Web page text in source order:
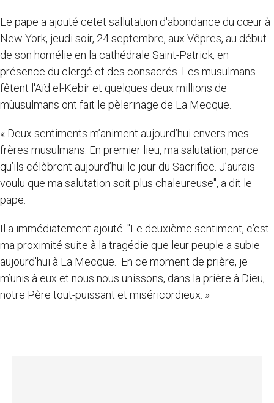
Le pape a ajouté cetet sallutation d'abondance du cœur à
New York, jeudi soir, 24 septembre, aux Vêpres, au début
de son homélie en la cathédrale Saint-Patrick, en
présence du clergé et des consacrés. Les musulmans
fêtent l'Aïd el-Kebir et quelques deux millions de
mùusulmans ont fait le pèlerinage de La Mecque.
« Deux sentiments m’animent aujourd’hui envers mes
frères musulmans. En premier lieu, ma salutation, parce
qu’ils célèbrent aujourd’hui le jour du Sacrifice. J’aurais
voulu que ma salutation soit plus chaleureuse", a dit le
pape.
Il a immédiatement ajouté: "Le deuxième sentiment, c’est
ma proximité suite à la tragédie que leur peuple a subie
aujourd'hui à La Mecque. En ce moment de prière, je
m’unis à eux et nous nous unissons, dans la prière à Dieu,
notre Père tout-puissant et miséricordieux. »